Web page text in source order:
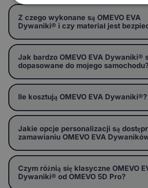
Z czego wykonane są OMEVO EVA
Dywaniki® i czy materiał jest
Jak bardzo OMEVO EVA Dywaniki®
dopasowane do mojego
Ile kosztują OMEVO EVA Dywaniki®?
Jakie opcje personalizacji są
zamawianiu OMEVO EVA
Czym różnią się klasyczne OMEVO
Dywaniki® od OMEVO 5D Pro?